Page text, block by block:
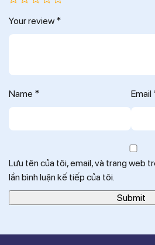
Your review *
Name * Email
Lưu tên của tôi, email, và trang web
lần bình luận kế tiếp của tôi.